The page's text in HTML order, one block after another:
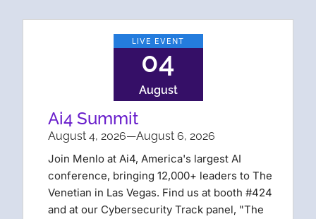
LIVE EVENT
04
August
Ai4 Summit
August 4, 2026—August 6, 2026
Join Menlo at Ai4, America's largest AI
conference, bringing 12,000+ leaders to The
Venetian in Las Vegas. Find us at booth #424
and at our Cybersecurity Track panel, "The